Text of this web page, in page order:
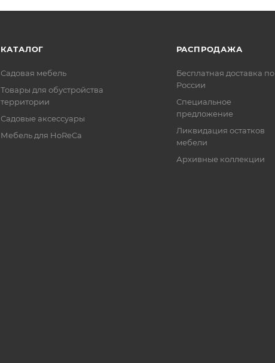
КАТАЛОГ
Садовая мебель
Товары для обустройства
территории
Садовые аксессуары
Мебель для HoReCa
РАСПРОДАЖА
Бесплатная доставка по
России
Специальное
предложение
Ликвидация остатков
мебели
Архивные коллекции